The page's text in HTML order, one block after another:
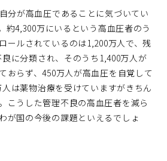
分が高血圧であることに気づいてい
約4,300万にいるという高血圧者のう
ールされているのは1,200万人で、残
に分類され、そのうち1,400万人が
おらず、450万人が高血圧を自覚して
は薬物治療を受けていますがきちん
こうした管理不良の高血圧者を減ら
が国の今後の課題といえるでしょ